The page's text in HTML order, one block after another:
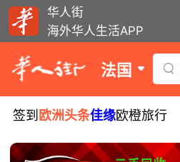
华人街
海外华人生活APP
法国
签到 欧洲头条佳缘欧橙旅行